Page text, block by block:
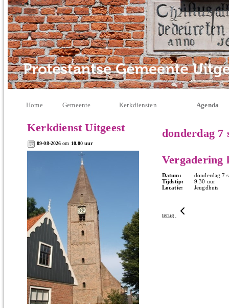
Kerkdienst Uitgeest
09-08-2026 om 10.00 uur
donderdag 7
Vergadering
Datum:
donderdag 7
Tijdstip:
9.30 uur
Locatie:
Jeugdhuis
terug
Home Gemeente Kerkdiensten Agenda